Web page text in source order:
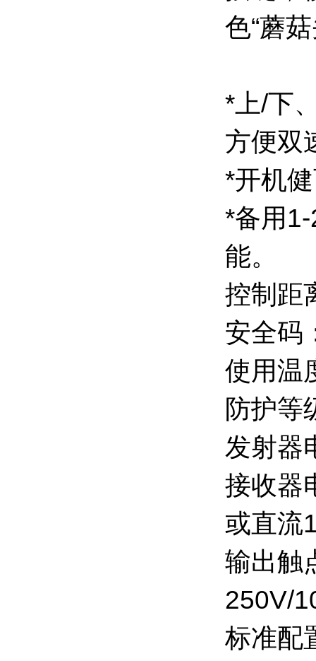
色“蘑
*上/下
方便双
*开机
*备用
能。
控制距
安全码
使用温
防护等
发射器
接收器
或直流
输出触
250V/
标准配